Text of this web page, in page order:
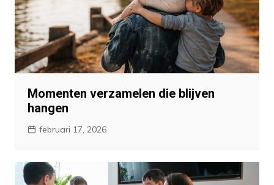
Momenten verzamelen die blijven
hangen
februari 17, 2026